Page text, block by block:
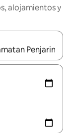
alojamientos y
navega con las